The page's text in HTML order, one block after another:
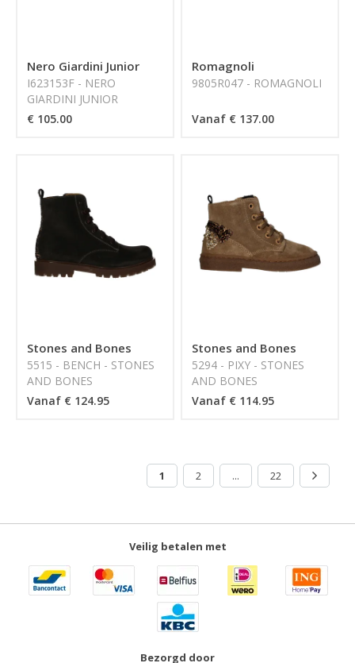
Nero Giardini Junior
I623153F - NERO
GIARDINI JUNIOR
€ 105.00
Romagnoli
9805R047 - ROMAGNOLI
Vanaf € 137.00
Stones and Bones
5515 - BENCH - STONES
AND BONES
Vanaf € 124.95
Stones and Bones
5294 - PIXY - STONES
AND BONES
Vanaf € 114.95
1 2 ... 22
Veilig betalen met
Bezorgd door